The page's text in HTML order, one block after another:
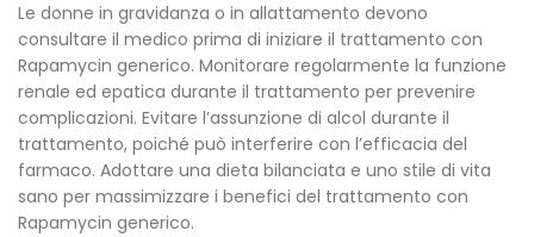
Le donne in gravidanza o in allattamento devono
consultare il medico prima di iniziare il trattamento con
Rapamycin generico. Monitorare regolarmente la funzione
renale ed epatica durante il trattamento per prevenire
complicazioni. Evitare l’assunzione di alcol durante il
trattamento, poiché può interferire con l’efficacia del
farmaco. Adottare una dieta bilanciata e uno stile di vita
sano per massimizzare i benefici del trattamento con
Rapamycin generico.